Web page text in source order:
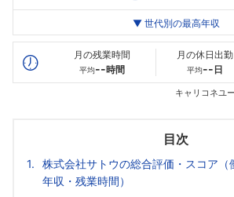
最高年収
20代
--万
30代
--万
▼ 世代別の最高年収
月の残業時間
平均--時間
月の休日出勤
平均-- 日
キャリコネユ
目次
株式会社サトウの総合評価・スコア（
年収・残業時間）